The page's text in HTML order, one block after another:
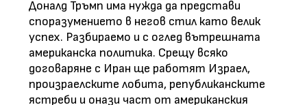
Доналд Тръмп има нужда да представи
споразумението в негов стил като велик
успех. Разбираемо и с оглед вътрешната
американска политика. Срещу всяко
договаряне с Иран ще работят Израел,
произраелските лобита, републиканските
ястреби и онази част от американския